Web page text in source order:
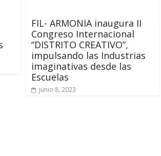
FIL- ARMONIA inaugura II
Congreso Internacional
“DISTRITO CREATIVO”,
impulsando las Industrias
imaginativas desde las
Escuelas
junio 8, 2023